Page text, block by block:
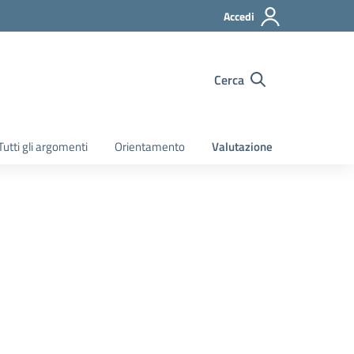
Accedi
Cerca
gli argomenti Orientamento Valutazione